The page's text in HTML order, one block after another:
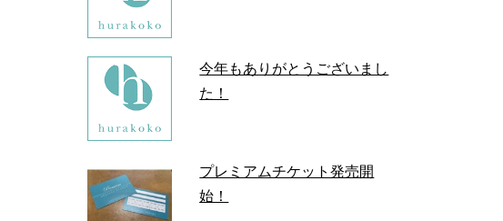
今年もありがとうございまし
た！
プレミアムチケット発売開
始！